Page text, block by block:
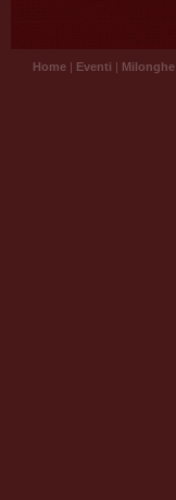
Home | Eventi | Milonghe